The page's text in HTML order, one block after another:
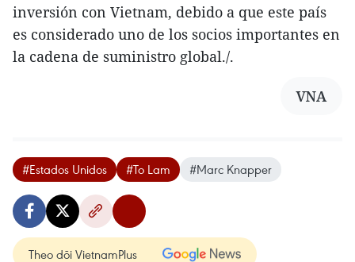
inversión con Vietnam, debido a que este país
es considerado uno de los socios importantes en
la cadena de suministro global./.
VNA
#Estados Unidos #To Lam #Marc Knapper
Theo dõi VietnamPlus